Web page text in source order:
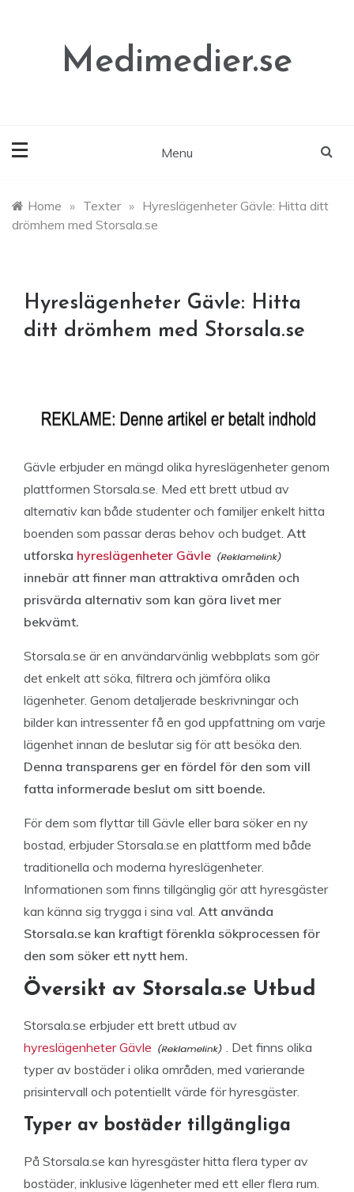
Medimedier.se
Menu
Home » Texter » Hyreslägenheter Gävle: Hitta ditt
drömhem med Storsala.se
Hyreslägenheter Gävle: Hitta
ditt drömhem med Storsala.se
Gävle erbjuder en mängd olika hyreslägenheter genom
plattformen Storsala.se. Med ett brett utbud av
alternativ kan både studenter och familjer enkelt hitta
boenden som passar deras behov och budget. Att
utforska hyreslägenheter Gävle
innebär att finner man attraktiva områden och
prisvärda alternativ som kan göra livet mer
bekvämt.
Storsala.se är en användarvänlig webbplats som gör
det enkelt att söka, filtrera och jämföra olika
lägenheter. Genom detaljerade beskrivningar och
bilder kan intressenter få en god uppfattning om varje
lägenhet innan de beslutar sig för att besöka den.
Denna transparens ger en fördel för den som vill
fatta informerade beslut om sitt boende.
För dem som flyttar till Gävle eller bara söker en ny
bostad, erbjuder Storsala.se en plattform med både
traditionella och moderna hyreslägenheter.
Informationen som finns tillgänglig gör att hyresgäster
kan känna sig trygga i sina val. Att använda
Storsala.se kan kraftigt förenkla sökprocessen för
den som söker ett nytt hem.
Översikt av Storsala.se Utbud
Storsala.se erbjuder ett brett utbud av
hyreslägenheter Gävle
. Det finns olika
typer av bostäder i olika områden, med varierande
prisintervall och potentiellt värde för hyresgäster.
Typer av bostäder tillgängliga
På Storsala.se kan hyresgäster hitta flera typer av
bostäder, inklusive lägenheter med ett eller flera rum.